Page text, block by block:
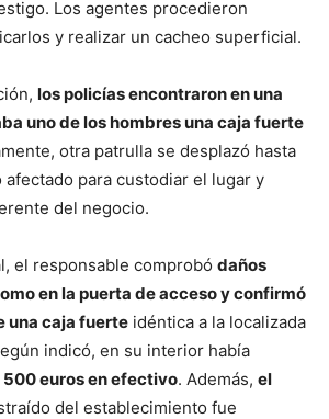
Los agentes procedieron
y realizar un cacheo superficial.
los policías encontraron en una
uno de los hombres una caja fuerte
otra patrulla se desplazó hasta
para custodiar el lugar y
del negocio.
el responsable comprobó daños
en la puerta de acceso y confirmó
una caja fuerte idéntica a la localizada
indicó, en su interior había
500 euros en efectivo. Además, el
del establecimiento fue